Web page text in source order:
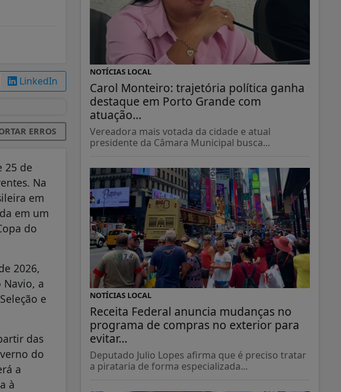
LinkedIn
ERROS
25 de
Na
em
em um
do
2026,
Navio, a
e
das
do
a
à
NOTÍCIAS LOCAL
Carol Monteiro: trajetória política ganha
destaque em Porto Grande com
atuação...
Vereadora mais votada da cidade e atual
presidente da Câmara Municipal busca...
NOTÍCIAS LOCAL
Receita Federal anuncia mudanças no
programa de compras no exterior para
evitar...
Deputado Julio Lopes afirma que é preciso tratar
a pirataria de forma especializada...